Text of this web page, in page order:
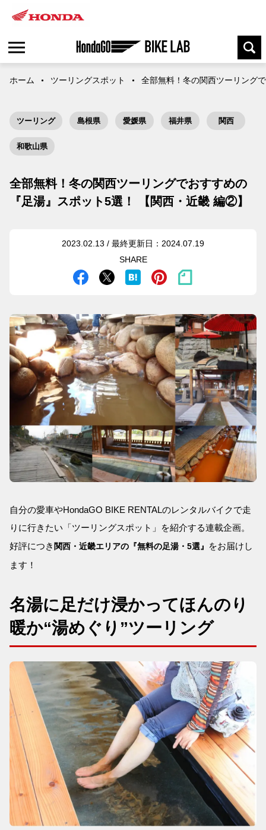
ホーム ツーリングスポット 全部無料！冬の関西ツーリング
ツーリング 島根県 愛媛県 福井県 関西
和歌山県
全部無料！冬の関西ツーリングでおすすめの
『足湯』スポット5選！ 【関西・近畿 編②】
2023.02.13 / 最終更新日：2024.07.19
SHARE
自分の愛車やHondaGO BIKE RENTALのレンタルバイクで走
りに行きたい「ツーリングスポット」を紹介する連載企画。
好評につき 関西・近畿エリアの『無料の足湯・5選』
をお届けし
ます！
名湯に足だけ浸かってほんのり
暖か“湯めぐり”ツーリング